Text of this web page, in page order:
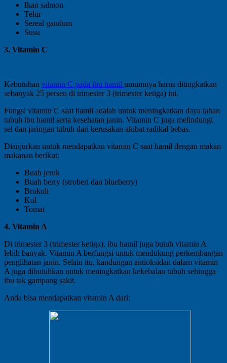
Ikan salmon
Telur
Sereal gandum
Susu
3. Vitamin C
Kebutuhan vitamin C pada ibu hamil umumnya harus ditingkatkan
sebanyak 25 persen di trimester 3 (trimester ketiga) ini.
Fungsi vitamin C saat hamil adalah untuk meningkatkan daya tahan
tubuh ibu hamil serta kesehatan janin. Vitamin C juga melindungi
sel dan jaringan tubuh dari kerusakan akibat radikal bebas.
Dianjurkan untuk mendapatkan vitamin C saat hamil dengan makan
makanan berikut:
Buah jeruk
Buah berry (stroberi dan blueberry)
Brokoli
Kol
Tomat
4. Vitamin A
Di trimester 3 (trimester ketiga), ibu hamil juga butuh vitamin A
lebih banyak. Vitamin A berfungsi untuk mendukung perkembangan
penglihatan janin. Selain itu, kandungan antioksidan dalam vitamin
A juga dibutuhkan untuk meningkatkan kekebalan tubuh sehingga
ibu tak gampang sakit.
Anda bisa mendapatkan vitamin A dari: